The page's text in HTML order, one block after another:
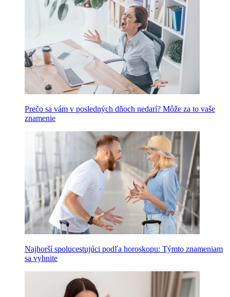
Prečo sa vám v posledných dňoch nedarí? Môže za to vaše
znamenie
Najhorší spolucestujúci podľa horoskopu: Týmto znameniam
sa vyhnite